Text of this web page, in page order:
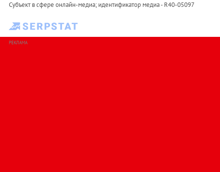
Субъект в сфере онлайн-медиа; идентификатор медиа - R40-05097
РЕКЛАМА